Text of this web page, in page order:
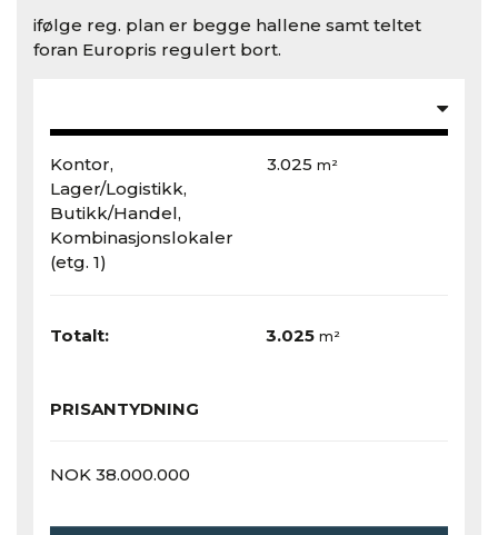
ifølge reg. plan er begge hallene samt teltet
foran Europris regulert bort.
Kontor,
Lager/Logistikk,
Butikk/Handel,
Kombinasjonslokaler
(etg. 1)
3.025 m²
Totalt: 3.025 m²
PRISANTYDNING
NOK 38.000.000